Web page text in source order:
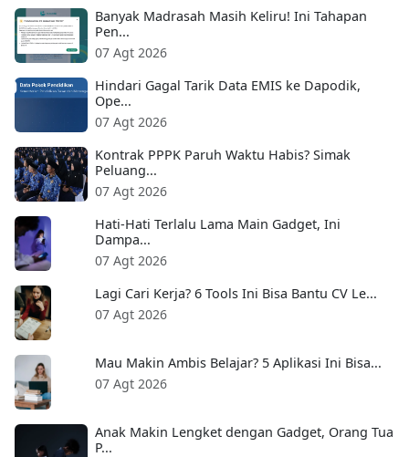
Banyak Madrasah Masih Keliru! Ini Tahapan
Pen...
07 Agt 2026
Hindari Gagal Tarik Data EMIS ke Dapodik,
Ope...
07 Agt 2026
Kontrak PPPK Paruh Waktu Habis? Simak
Peluang...
07 Agt 2026
Hati-Hati Terlalu Lama Main Gadget, Ini
Dampa...
07 Agt 2026
Lagi Cari Kerja? 6 Tools Ini Bisa Bantu CV Le...
07 Agt 2026
Mau Makin Ambis Belajar? 5 Aplikasi Ini Bisa...
07 Agt 2026
Anak Makin Lengket dengan Gadget, Orang Tua
P...